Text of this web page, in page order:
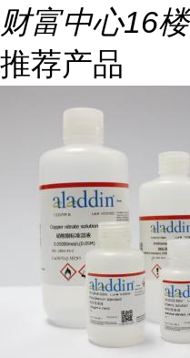
财富中心16楼
推荐产品